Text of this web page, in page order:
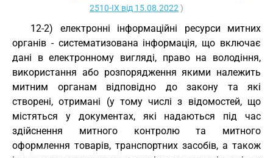
2510-IX від 15.08.2022 )
12-2) електронні інформаційні ресурси митних
органів - систематизована інформація, що включає
дані в електронному вигляді, право на володіння,
використання або розпорядження якими належить
митним органам відповідно до закону та які
створені, отримані (у тому числі з відомостей, що
містяться у документах, які надаються під час
здійснення митного контролю та митного
оформлення товарів, транспортних засобів, а також